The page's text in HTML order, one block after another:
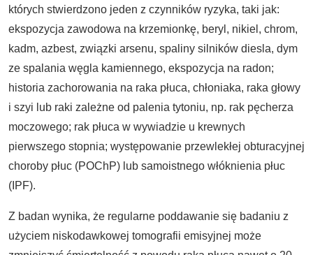
których stwierdzono jeden z czynników ryzyka, taki jak:
ekspozycja zawodowa na krzemionkę, beryl, nikiel, chrom,
kadm, azbest, związki arsenu, spaliny silników diesla, dym
ze spalania węgla kamiennego, ekspozycja na radon;
historia zachorowania na raka płuca, chłoniaka, raka głowy
i szyi lub raki zależne od palenia tytoniu, np. rak pęcherza
moczowego; rak płuca w wywiadzie u krewnych
pierwszego stopnia; występowanie przewlekłej obturacyjnej
choroby płuc (POChP) lub samoistnego włóknienia płuc
(IPF).
Z badan wynika, że regularne poddawanie się badaniu z
użyciem niskodawkowej tomografii emisyjnej może